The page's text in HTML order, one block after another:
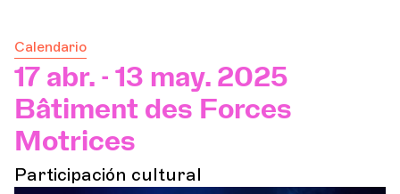
Calendario
17 abr. - 13 may. 2025
Bâtiment des Forces
Motrices
Participación cultural
Explore
La Gaceta del Concierto